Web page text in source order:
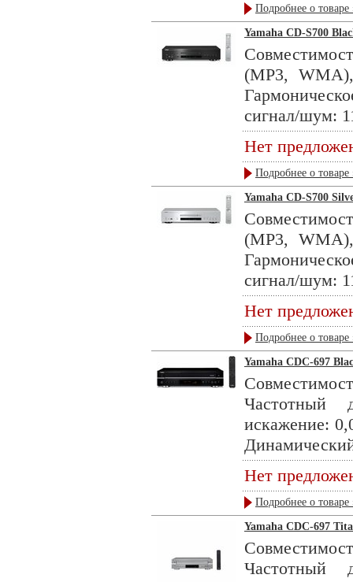
Подробнее о товаре
Yamaha CD-S700
(MP3,
сигнал/шум:
Нет
Подробнее о товаре
Yamaha CD-S700
(MP3,
сигнал/шум:
Нет
Подробнее о товаре
Yamaha CDC-697
Частотный
искажение:
Нет
Подробнее о товаре
Yamaha CDC-697
Частотный